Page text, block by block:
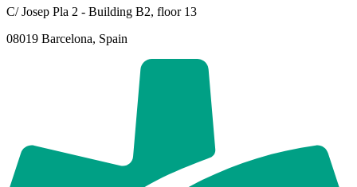
C/ Josep Pla 2 - Building B2, floor 13
08019 Barcelona, Spain